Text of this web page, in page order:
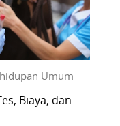
Umum
Biaya, dan